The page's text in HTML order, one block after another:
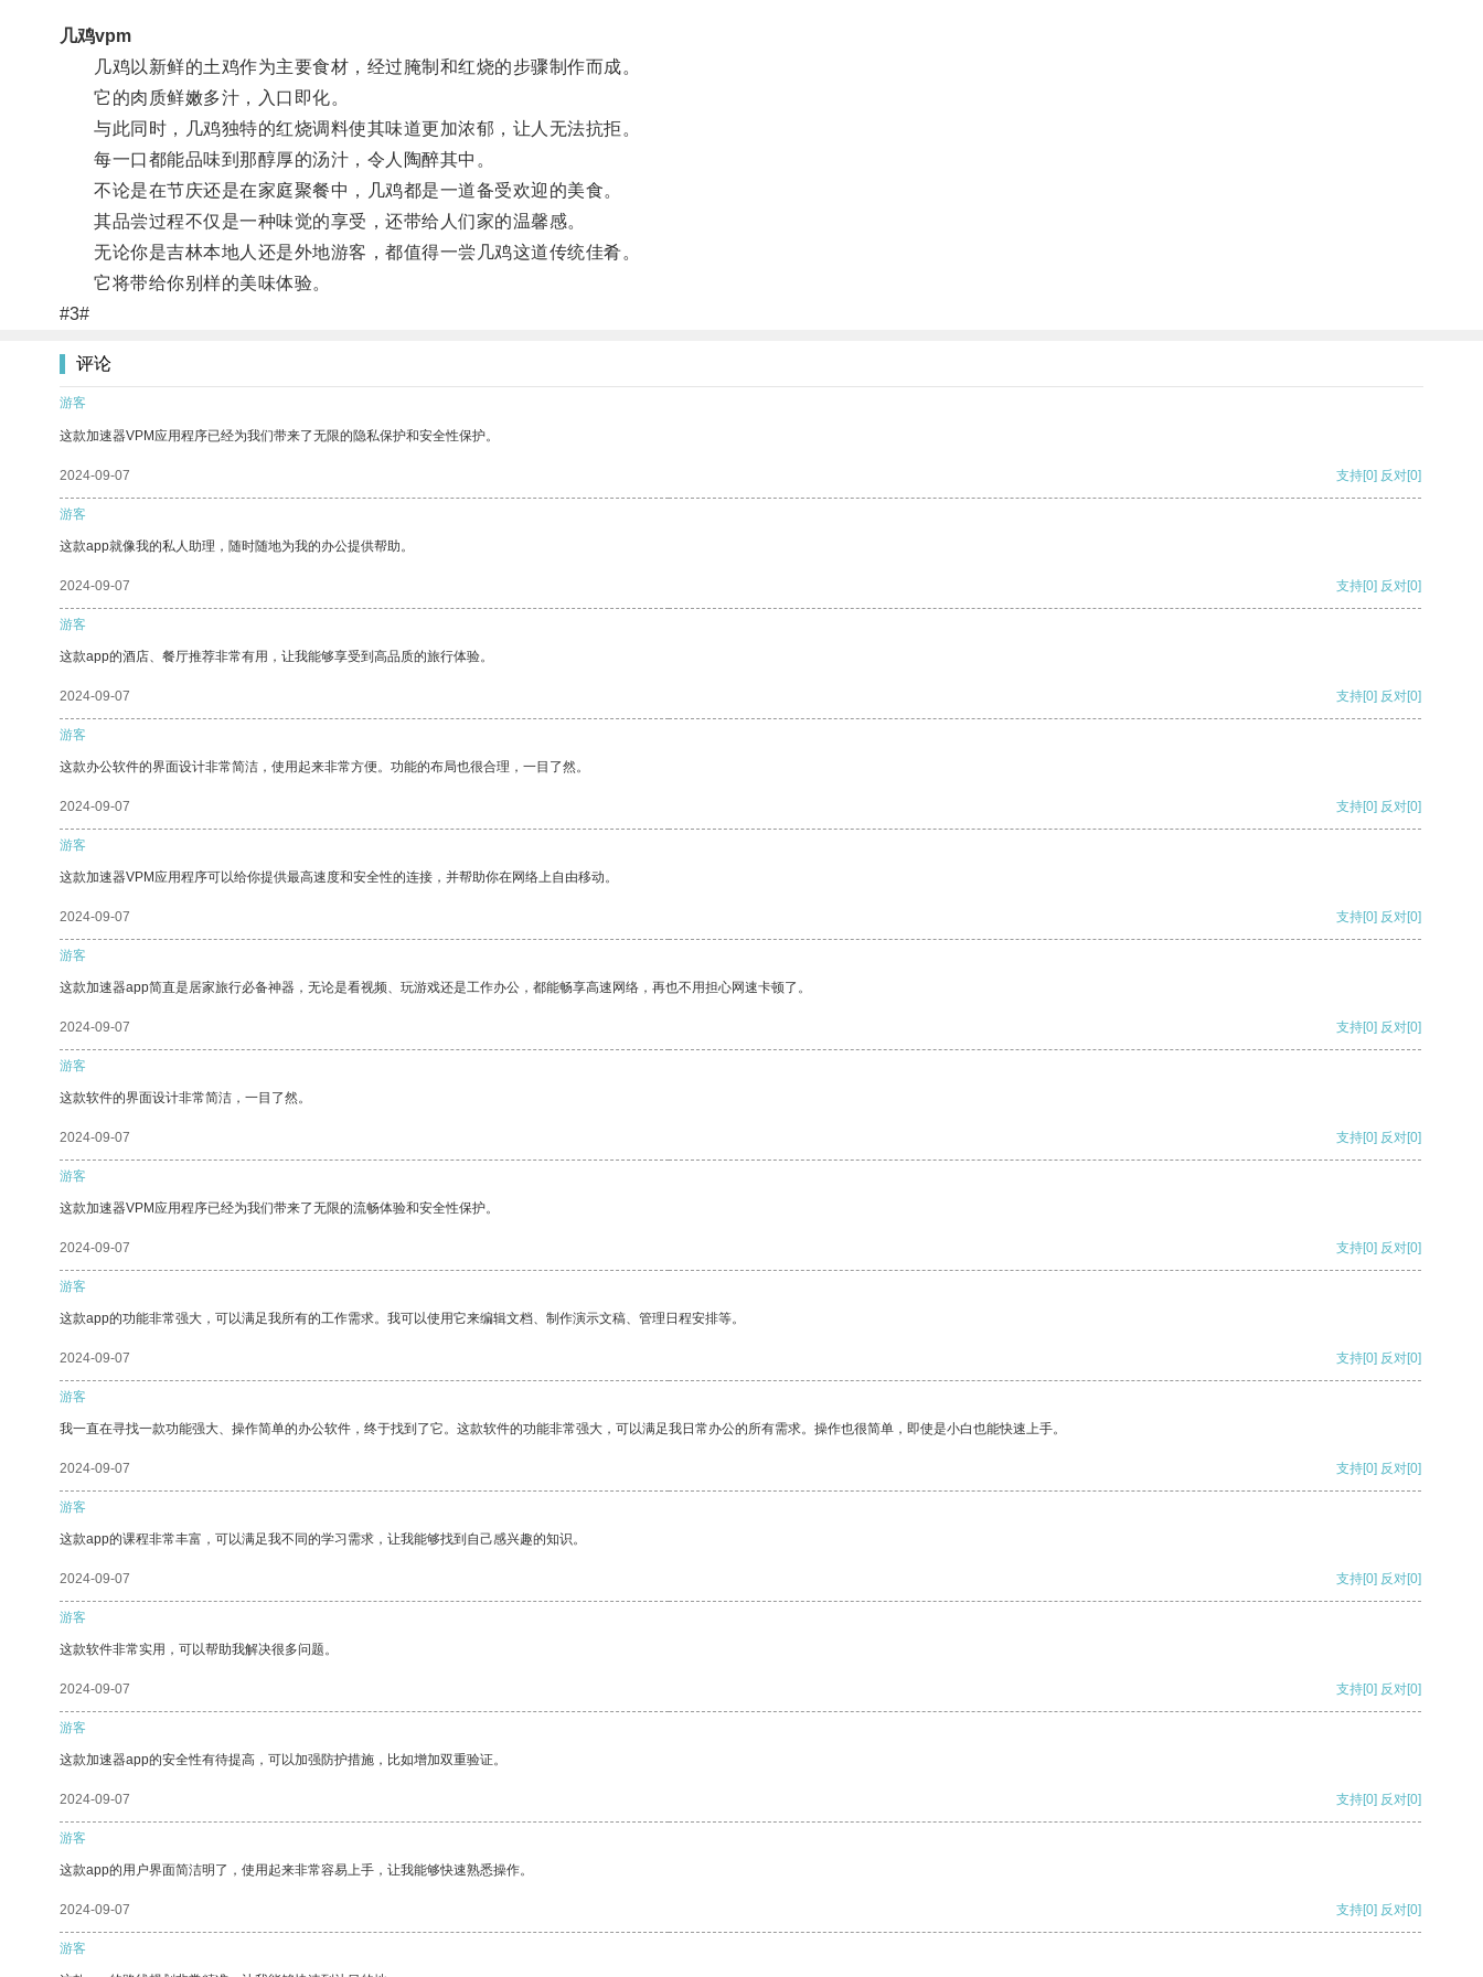
几鸡vpm
几鸡以新鲜的土鸡作为主要食材，经过腌制和红烧的步骤制作而成。
它的肉质鲜嫩多汁，入口即化。
与此同时，几鸡独特的红烧调料使其味道更加浓郁，让人无法抗拒。
每一口都能品味到那醇厚的汤汁，令人陶醉其中。
不论是在节庆还是在家庭聚餐中，几鸡都是一道备受欢迎的美食。
其品尝过程不仅是一种味觉的享受，还带给人们家的温馨感。
无论你是吉林本地人还是外地游客，都值得一尝几鸡这道传统佳肴。
它将带给你别样的美味体验。
#3#
评论
游客
这款加速器VPM应用程序已经为我们带来了无限的隐私保护和安全性保护。
2024-09-07 支持[0] 反对[0]
游客
这款app就像我的私人助理，随时随地为我的办公提供帮助。
2024-09-07 支持[0] 反对[0]
游客
这款app的酒店、餐厅推荐非常有用，让我能够享受到高品质的旅行体验。
2024-09-07 支持[0] 反对[0]
游客
这款办公软件的界面设计非常简洁，使用起来非常方便。功能的布局也很合理，一目了然。
2024-09-07 支持[0] 反对[0]
游客
这款加速器VPM应用程序可以给你提供最高速度和安全性的连接，并帮助你在网络上自由移动。
2024-09-07 支持[0] 反对[0]
游客
这款加速器app简直是居家旅行必备神器，无论是看视频、玩游戏还是工作办公，都能畅享高速网络，再也不用担心网速卡顿了。
2024-09-07 支持[0] 反对[0]
游客
这款软件的界面设计非常简洁，一目了然。
2024-09-07 支持[0] 反对[0]
游客
这款加速器VPM应用程序已经为我们带来了无限的流畅体验和安全性保护。
2024-09-07 支持[0] 反对[0]
游客
这款app的功能非常强大，可以满足我所有的工作需求。我可以使用它来编辑文档、制作演示文稿、管理日程安排等。
2024-09-07 支持[0] 反对[0]
游客
我一直在寻找一款功能强大、操作简单的办公软件，终于找到了它。这款软件的功能非常强大，可以满足我日常办公的所有需求。操作也很简单，即使是小白也能快速上手。
2024-09-07 支持[0] 反对[0]
游客
这款app的课程非常丰富，可以满足我不同的学习需求，让我能够找到自己感兴趣的知识。
2024-09-07 支持[0] 反对[0]
游客
这款软件非常实用，可以帮助我解决很多问题。
2024-09-07 支持[0] 反对[0]
游客
这款加速器app的安全性有待提高，可以加强防护措施，比如增加双重验证。
2024-09-07 支持[0] 反对[0]
游客
这款app的用户界面简洁明了，使用起来非常容易上手，让我能够快速熟悉操作。
2024-09-07 支持[0] 反对[0]
游客